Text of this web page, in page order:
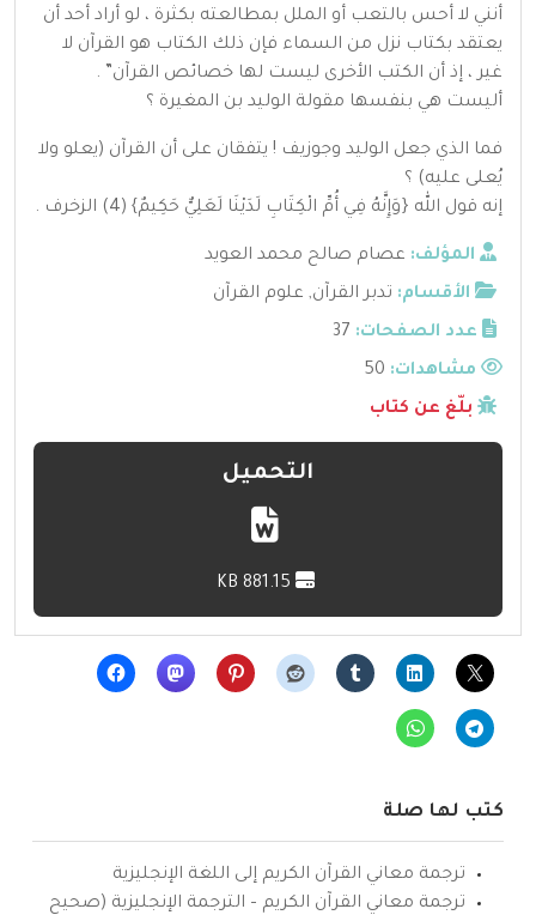
أنني لا أحس بالتعب أو الملل بمطالعته بكثرة ، لو أراد أحد أن
يعتقد بكتاب نزل من السماء فإن ذلك الكتاب هو القرآن لا
غير ، إذ أن الكتب الأخرى ليست لها خصائص القرآن” .
أليست هي بنفسها مقولة الوليد بن المغيرة ؟
فما الذي جعل الوليد وجوزيف ! يتفقان على أن القرآن (يعلو ولا
يُعلى عليه) ؟
إنه قول الله {وَإِنَّهُ فِي أُمِّ الْكِتَابِ لَدَيْنَا لَعَلِيٌّ حَكِيمٌ} (4) الزخرف .
المؤلف: عصام صالح محمد العويد
الأقسام: تدبر القرآن, علوم القرآن
عدد الصفحات: 37
مشاهدات:
بلّغ عن كتاب
التحميل
كتب لها صلة
ترجمة معاني القرآن الكريم إلى اللغة الإنجليزية
ترجمة معاني القرآن الكريم – الترجمة الإنجليزية (صحيح